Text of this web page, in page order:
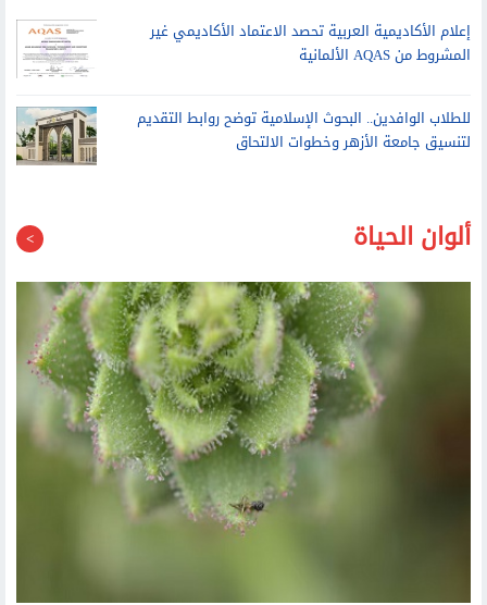
إعلام الأكاديمية العربية تحصد الاعتماد الأكاديمي غير
المشروط من AQAS الألمانية
للطلاب الوافدين.. البحوث الإسلامية توضح روابط التقديم
لتنسيق جامعة الأزهر وخطوات الالتحاق
ألوان الحياة